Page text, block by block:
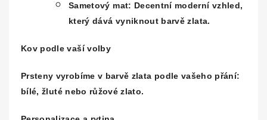
Sametový mat: Decentní moderní vzhled,
který dává vyniknout barvě zlata.
Kov podle vaší volby
Prsteny vyrobíme v barvě zlata podle vašeho přání:
bílé, žluté nebo růžové zlato.